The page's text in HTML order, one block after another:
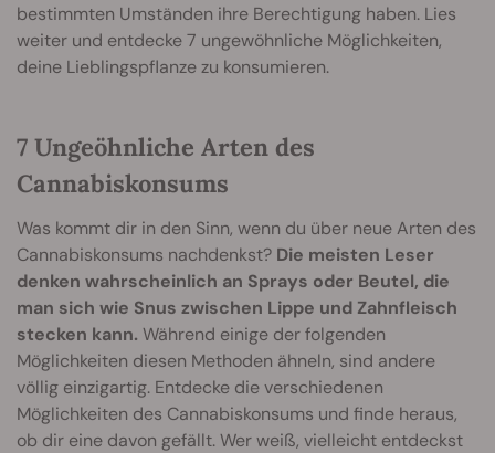
bestimmten Umständen ihre Berechtigung haben. Lies
weiter und entdecke 7 ungewöhnliche Möglichkeiten,
deine Lieblingspflanze zu konsumieren.
7 Ungeöhnliche Arten des
Cannabiskonsums
Was kommt dir in den Sinn, wenn du über neue Arten des
Cannabiskonsums nachdenkst? Die meisten Leser
denken wahrscheinlich an Sprays oder Beutel, die
man sich wie Snus zwischen Lippe und Zahnfleisch
stecken kann. Während einige der folgenden
Möglichkeiten diesen Methoden ähneln, sind andere
völlig einzigartig. Entdecke die verschiedenen
Möglichkeiten des Cannabiskonsums und finde heraus,
ob dir eine davon gefällt. Wer weiß, vielleicht entdeckst